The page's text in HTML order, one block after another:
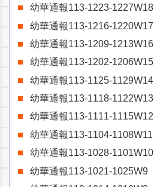
幼華通報113-1223-1227W18
幼華通報113-1216-1220W17
幼華通報113-1209-1213W16
幼華通報113-1202-1206W15
幼華通報113-1125-1129W14
幼華通報113-1118-1122W13
幼華通報113-1111-1115W12
幼華通報113-1104-1108W11
幼華通報113-1028-1101W10
幼華通報113-1021-1025W9